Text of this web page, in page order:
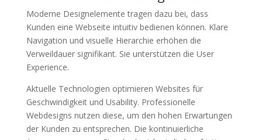
Moderne Designelemente tragen dazu bei, dass
Kunden eine Webseite intuitiv bedienen können. Klare
Navigation und visuelle Hierarchie erhöhen die
Verweildauer signifikant. Sie unterstützen die User
Experience.
Aktuelle Technologien optimieren Websites für
Geschwindigkeit und Usability. Professionelle
Webdesigns nutzen diese, um den hohen Erwartungen
der Kunden zu entsprechen. Die kontinuierliche